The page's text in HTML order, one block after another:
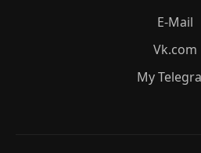
E-Mail
Vk.com
My